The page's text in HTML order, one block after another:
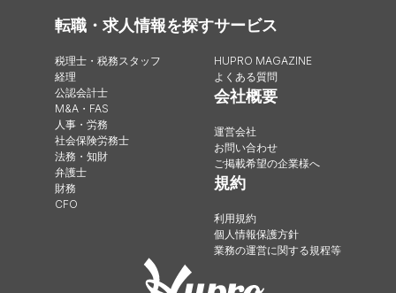
転職・求人情報を探す
税理士・税務スタッフ
経理
公認会計士
M&A・FAS
人事・労務
社会保険労務士
法務・知財
弁護士
財務
CFO
サービス
HUPRO MAGAZINE
よくある質問
会社概要
運営会社
お問い合わせ
ご掲載希望の企業様へ
規約
利用規約
個人情報保護方針
業務の運営に関する規程等